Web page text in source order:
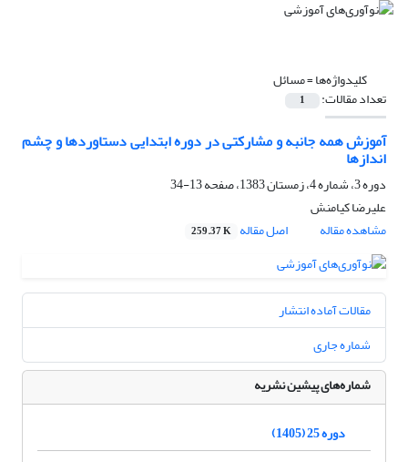
کلیدواژه‌ها =مسائل
تعداد مقالات: 1
آموزش همه جانبه و مشارکتی در دوره ابتدایی دستاوردها و چشم
اندازها
دوره 3، شماره 4، زمستان 1383، صفحه
13-34
علیرضا کیامنش
مشاهده مقاله
اصل مقاله 259.37 K
مقالات آماده انتشار
شماره جاری
شماره‌های پیشین نشریه
دوره 25 (1405)